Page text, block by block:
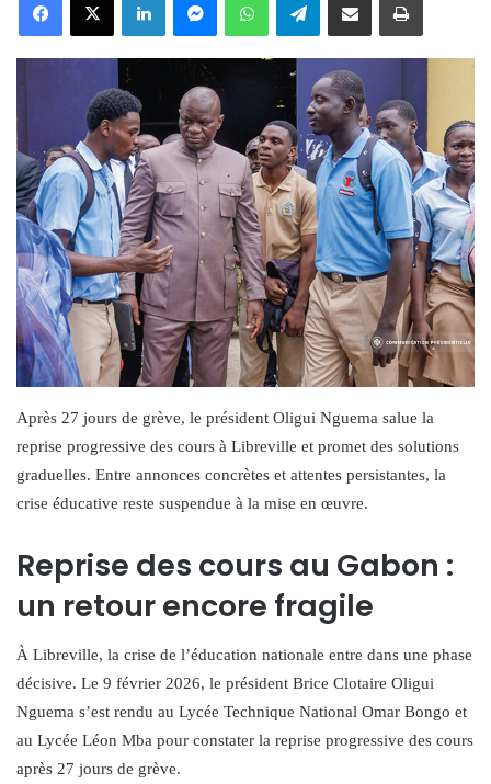
Après 27 jours de grève, le président Oligui Nguema salue la
reprise progressive des cours à Libreville et promet des solutions
graduelles. Entre annonces concrètes et attentes persistantes, la
crise éducative reste suspendue à la mise en œuvre.
Reprise des cours au Gabon :
un retour encore fragile
À Libreville, la crise de l’éducation nationale entre dans une phase
décisive. Le 9 février 2026, le président Brice Clotaire Oligui
Nguema s’est rendu au Lycée Technique National Omar Bongo et
au Lycée Léon Mba pour constater la reprise progressive des cours
après 27 jours de grève.